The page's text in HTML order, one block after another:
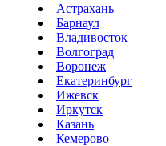
Астрахань
Барнаул
Владивосток
Волгоград
Воронеж
Екатеринбург
Ижевск
Иркутск
Казань
Кемерово